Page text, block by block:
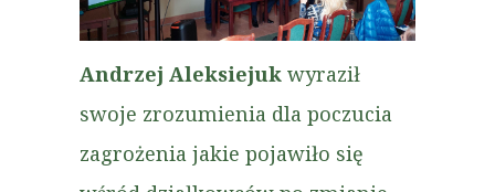
Andrzej Aleksiejuk wyraził
swoje zrozumienia dla poczucia
zagrożenia jakie pojawiło się